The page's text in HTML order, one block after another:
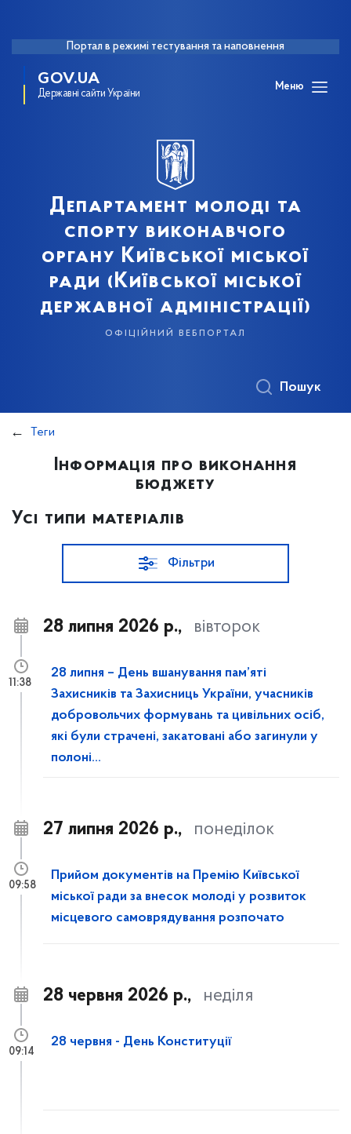
Портал в режимі тестування та наповнення
GOV.UA
Державні сайти України
Меню
Департамент молоді та
спорту виконавчого
органу Київської міської
ради (Київської міської
державної адміністрації)
офіційний вебпортал
Пошук
Теги
Інформація про виконання
бюджету
Усі типи матеріалів
Фільтри
28 липня 2026 р., вівторок
28 липня – День вшанування пам’яті
Захисників та Захисниць України, учасників
добровольчих формувань та цивільних осіб,
які були страчені, закатовані або загинули у
полоні...
11:38
27 липня 2026 р., понеділок
Прийом документів на Премію Київської
міської ради за внесок молоді у розвиток
місцевого самоврядування розпочато
09:58
28 червня 2026 р., неділя
28 червня - День Конституції
09:14